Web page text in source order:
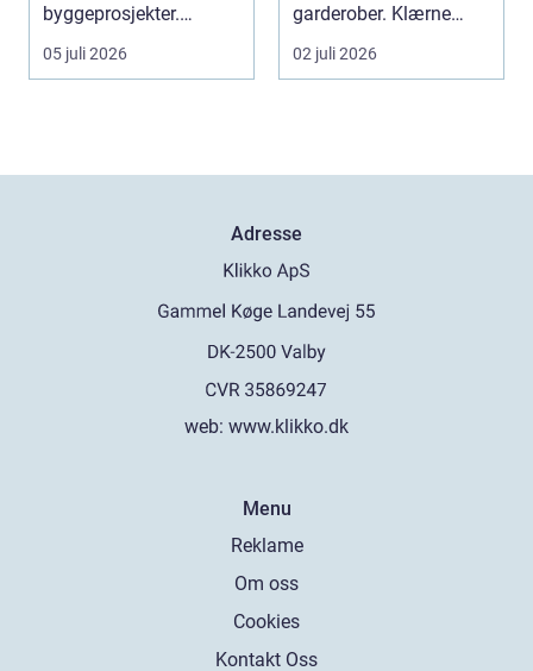
byggeprosjekter.
Mange trenger hj...
05 juli 2026
garderober. Klærne
skiller seg ut ...
02 juli 2026
Adresse
web: www.klikko.dk
Menu
Reklame
Om oss
Cookies
Kontakt Oss